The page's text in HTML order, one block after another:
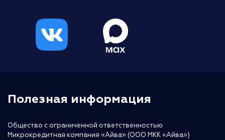
Полезная информация
Общество с ограниченной ответственностью
Микрокредитная компания «Айва» (ООО МКК «Айва»)